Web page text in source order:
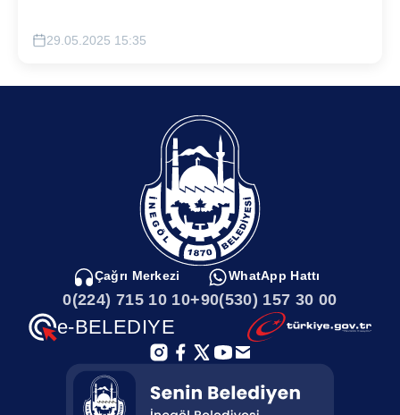
29.05.2025 15:35
Çağrı Merkezi
0(224) 715 10 10
WhatApp Hattı
+90(530) 157 30 00
e-BELEDIYE